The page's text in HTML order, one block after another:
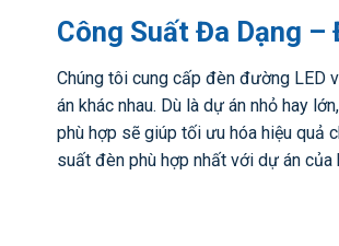
Công Suất Đa Dạng –
Chúng tôi cung cấp đèn đường LED
án khác nhau. Dù là dự án nhỏ hay
phù hợp sẽ giúp tối ưu hóa hiệu quả
suất đèn phù hợp nhất với dự án của